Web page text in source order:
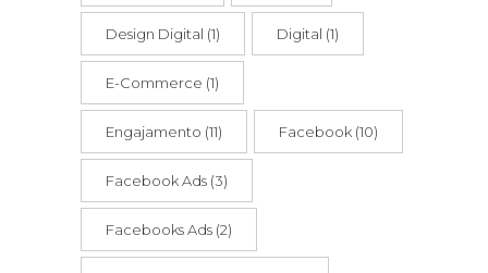
Design Digital (1) Digital (1)
E-Commerce (1)
Engajamento (11) Facebook (10)
Facebook Ads (3)
Facebooks Ads (2)